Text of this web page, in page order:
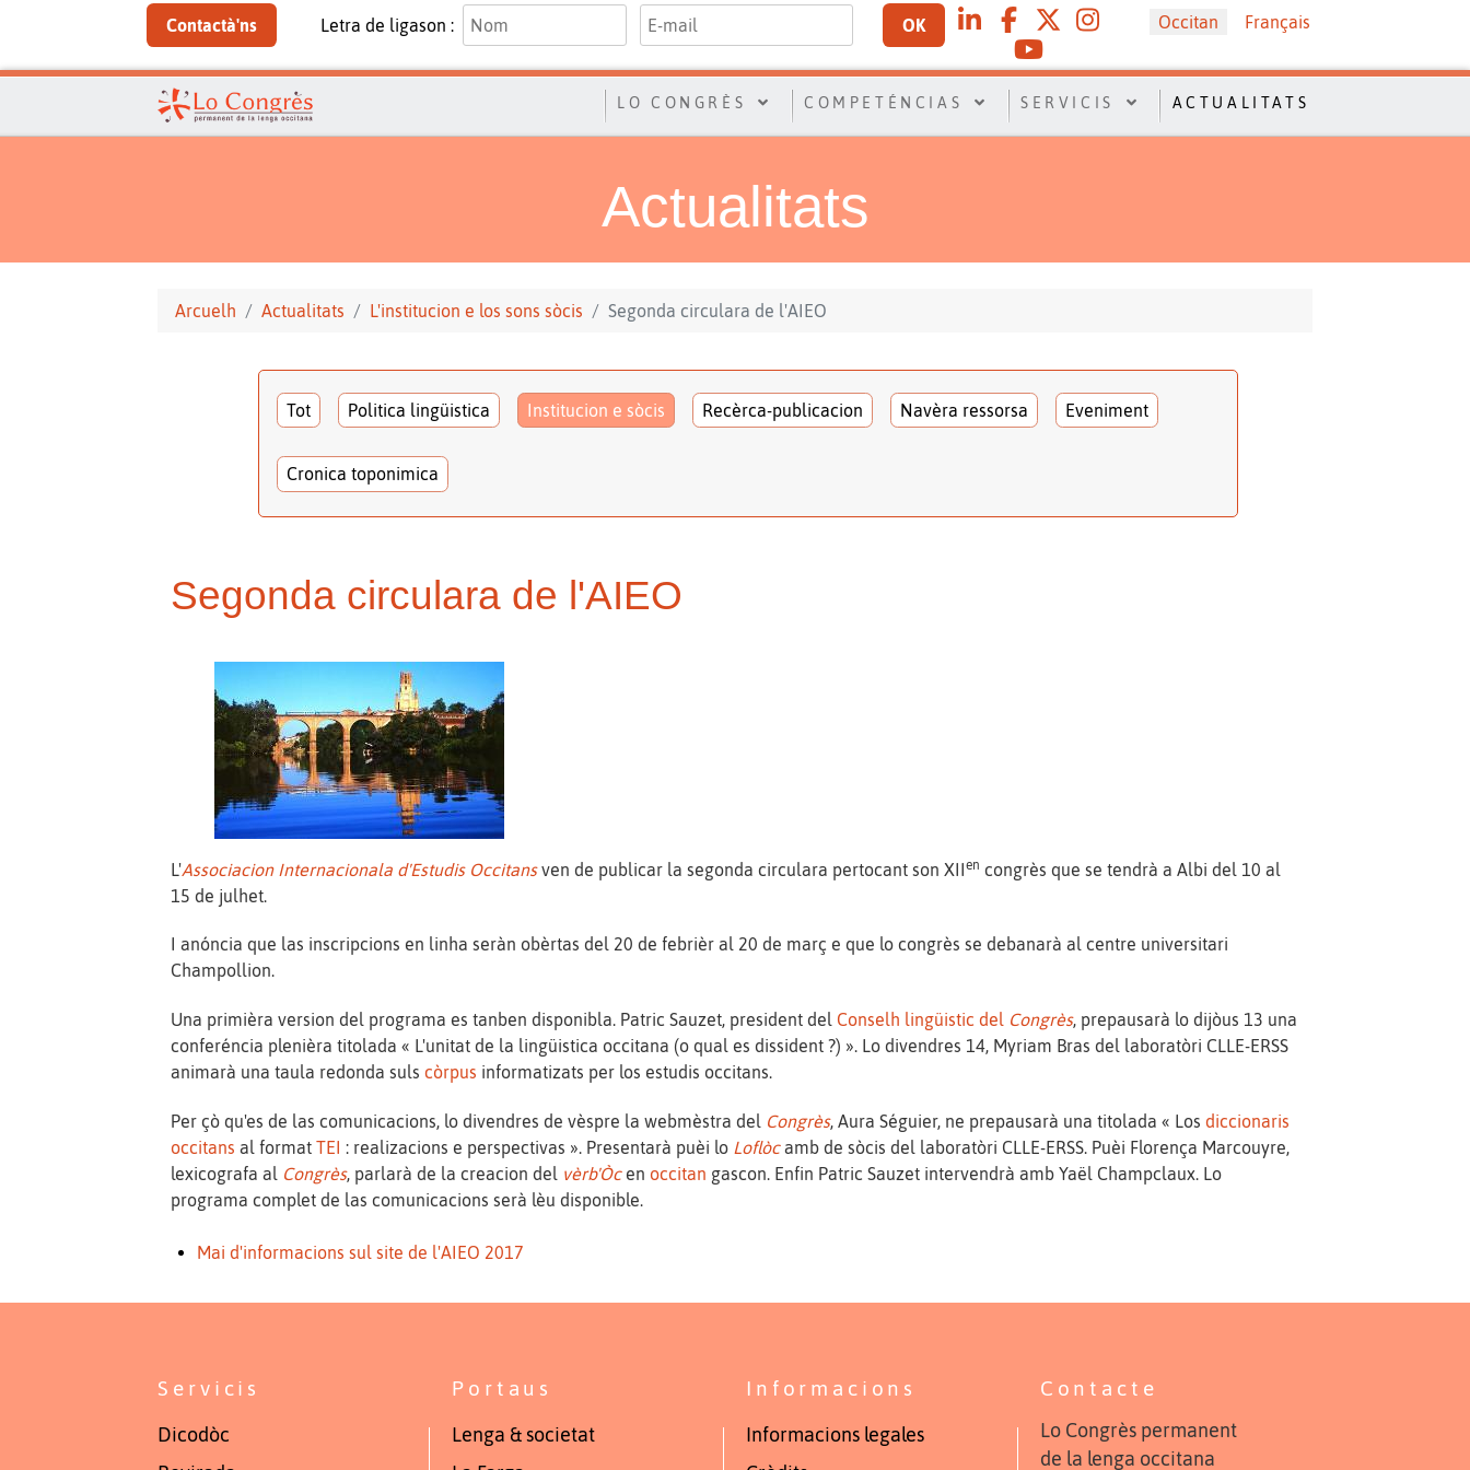
Contactà'ns Letra de ligason : OK Sélectionnez votre langue
Occitan Français
LO CONGRÈS COMPETÉNCIAS SERVICIS ACTUALITATS
Actualitats
Arcuelh Actualitats L'institucion e los sons sòcis Segonda circulara de l'AIEO
Tot Politica lingüistica Institucion e sòcis Recèrca-publicacion Navèra ressorsa Eveniment
Cronica toponimica
Segonda circulara de l'AIEO
L'Associacion Internacionala d'Estudis Occitansven de publicar la segonda circulara pertocant son XIIen congrès que se tendrà a Albi del 10 al
15 de julhet.
I anóncia que las inscripcions en linha seràn obèrtas del 20 de febrièr al 20 de març e que lo congrès se debanarà al centre universitari
Champollion.
Una primièra version del programa es tanben disponibla. Patric Sauzet, president del Conselh lingüistic del Congrès, prepausarà lo dijòus 13 una
conferéncia plenièra titolada « L'unitat de la lingüistica occitana (o qual es dissident ?) ». Lo divendres 14, Myriam Bras del laboratòri CLLE-ERSS
animarà una taula redonda sulscòrpus informatizats per los estudis occitans.
Per çò qu'es de las comunicacions, lo divendres de vèspre la webmèstra del Congrès, Aura Séguier, ne prepausarà una titolada « Losdiccionaris
occitans al formatTEI : realizacions e perspectivas ». Presentarà puèi lo Loflòcamb de sòcis del laboratòri CLLE-ERSS. Puèi Florença Marcouyre,
lexicografa al Congrès, parlarà de la creacion del vèrb'Òcenoccitan gascon. Enfin Patric Sauzet intervendrà amb Yaël Champclaux. Lo
programa complet de las comunicacions serà lèu disponible.
Mai d'informacions sul site de l'AIEO 2017
Servicis
Dicodòc
Portaus
Lenga & societat
Informacions
Informacions legales
Contacte
Lo Congrès permanent
de la lenga occitana